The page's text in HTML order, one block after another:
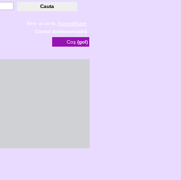
Bine ai venit, Autentificare
Contul dumneavoastră
Coş (gol)